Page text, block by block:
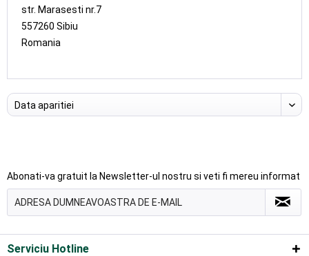
str. Marasesti nr.7
557260 Sibiu
Romania
Abonati-va gratuit la Newsletter-ul nostru si veti fi mereu informat
Serviciu Hotline